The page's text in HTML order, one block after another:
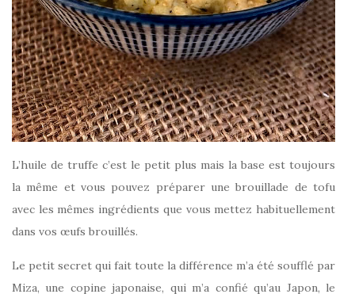
L’huile de truffe c’est le petit plus mais la base est toujours
la même et vous pouvez préparer une brouillade de tofu
avec les mêmes ingrédients que vous mettez habituellement
dans vos œufs brouillés.
Le petit secret qui fait toute la différence m’a été soufflé par
Miza, une copine japonaise, qui m’a confié qu’au Japon, le